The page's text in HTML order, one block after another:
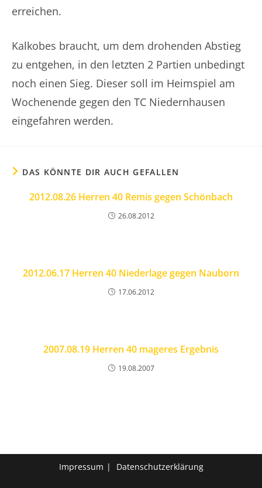
erreichen.
Kalkobes braucht, um dem drohenden Abstieg
zu entgehen, in den letzten 2 Partien unbedingt
noch einen Sieg. Dieser soll im Heimspiel am
Wochenende gegen den TC Niedernhausen
eingefahren werden.
DAS KÖNNTE DIR AUCH GEFALLEN
2012.08.26 Herren 40 Remis gegen Schönbach
26.08.2012
2012.06.17 Herren 40 Niederlage gegen Nauborn
17.06.2012
2007.08.19 Herren 40 mageres Ergebnis
19.08.2007
Impressum Datenschutzerklärung